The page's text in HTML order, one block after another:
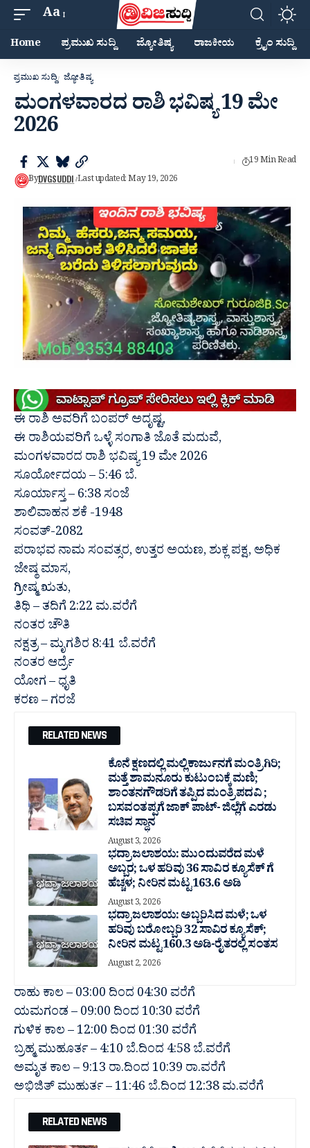
Aa
Home ಪ್ರಮುಖ ಸುದ್ದಿ ಜ್ಯೋತಿಷ್ಯ ರಾಜಕೀಯ ಕ್ರೈಂ ಸುದ್ದಿ
ಪ್ರಮುಖ ಸುದ್ದಿ ಜ್ಯೋತಿಷ್ಯ
ಮಂಗಳವಾರದ ರಾಶಿ ಭವಿಷ್ಯ 19 ಮೇ
2026
ByDVGSUDDI Last updated: May 19, 2026
19 Min Read
ಈ ರಾಶಿ ಅವರಿಗೆ ಬಂಪರ್ ಅದೃಷ್ಟ,
ಈ ರಾಶಿಯವರಿಗೆ ಒಳ್ಳೆ ಸಂಗಾತಿ ಜೊತೆ ಮದುವೆ,
ಮಂಗಳವಾರದ ರಾಶಿ ಭವಿಷ್ಯ 19 ಮೇ 2026
ಸೂರ್ಯೋದಯ – 5:46 ಬೆ.
ಸೂರ್ಯಾಸ್ತ – 6:38 ಸಂಜೆ
ಶಾಲಿವಾಹನ ಶಕೆ -1948
ಸಂವತ್-2082
ಪರಾಭವ ನಾಮ ಸಂವತ್ಸರ, ಉತ್ತರ ಅಯಣ, ಶುಕ್ಲ ಪಕ್ಷ, ಅಧಿಕ
ಜೇಷ್ಠ ಮಾಸ,
ಗ್ರೀಷ್ಮ ಋತು,
ತಿಥಿ – ತದಿಗೆ 2:22 ಮ.ವರೆಗೆ
ನಂತರ ಚೌತಿ
ನಕ್ಷತ್ರ – ಮೃಗಶಿರ 8:41 ಬೆ.ವರೆಗೆ
ನಂತರ ಆರ್ದ್ರೆ
ಯೋಗ – ಧೃತಿ
ಕರಣ – ಗರಜೆ
RELATED NEWS
ಕೊನೆ ಕ್ಷಣದಲ್ಲಿ ಮಲ್ಲಿಕಾರ್ಜುನಗೆ ಮಂತ್ರಿಗಿರಿ;
ಮತ್ತೆ ಶಾಮನೂರು ಕುಟುಂಬಕ್ಕೆ ಮಣಿ;
ಶಾಂತನಗೌಡರಿಗೆ ತಪ್ಪಿದ ಮಂತ್ರಿ ಪದವಿ ;
ಬಸವಂತಪ್ಪಗೆ ಜಾಕ್ ಪಾಟ್- ಜಿಲ್ಲೆಗೆ ಎರಡು
ಸಚಿವ ಸ್ಥಾನ
August 3, 2026
ಭದ್ರಾ ಜಲಾಶಯ: ಮುಂದುವರೆದ ಮಳೆ
ಅಬ್ಬರ; ಒಳ ಹರಿವು 36 ಸಾವಿರ‌ ಕ್ಯೂಸೆಕ್ ಗೆ
ಹೆಚ್ಚಳ; ನೀರಿನ ಮಟ್ಟ 163.6 ಅಡಿ
August 3, 2026
ಭದ್ರಾ ಜಲಾಶಯ: ಅಬ್ಬರಿಸಿದ ಮಳೆ; ಒಳ
ಹರಿವು ಬರೋಬ್ಬರಿ 32 ಸಾವಿರ‌ ಕ್ಯೂಸೆಕ್;
ನೀರಿನ ಮಟ್ಟ 160.3 ಅಡಿ-ರೈತರಲ್ಲಿ ಸಂತಸ
August 2, 2026
ರಾಹು ಕಾಲ – 03:00 ದಿಂದ 04:30 ವರೆಗೆ
ಯಮಗಂಡ – 09:00 ದಿಂದ 10:30 ವರೆಗೆ
ಗುಳಿಕ ಕಾಲ – 12:00 ದಿಂದ 01:30 ವರೆಗೆ
ಬ್ರಹ್ಮ ಮುಹೂರ್ತ – 4:10 ಬೆ.ದಿಂದ 4:58 ಬೆ.ವರೆಗೆ
ಅಮೃತ ಕಾಲ – 9:13 ರಾ.ದಿಂದ 10:39 ರಾ.ವರೆಗೆ
ಅಭಿಜಿತ್ ಮುಹುರ್ತ – 11:46 ಬೆ.ದಿಂದ 12:38 ಮ.ವರೆಗೆ
RELATED NEWS